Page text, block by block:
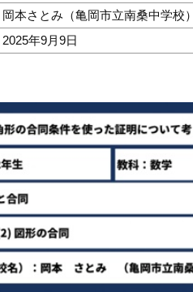
岡本さとみ（亀岡市立南桑中学校
2025年9月9日